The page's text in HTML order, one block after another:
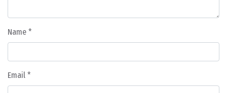
Name *
Email *